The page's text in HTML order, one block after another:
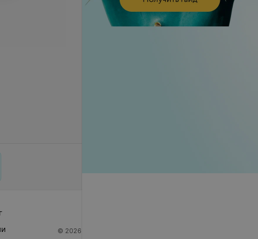
© 2026 ООО «Артокс Лаб», УНП 191700409